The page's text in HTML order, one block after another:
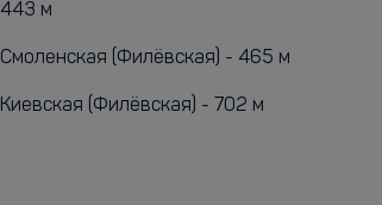
443 м
Смоленская (Филёвская) - 465 м
Киевская (Филёвская) - 702 м